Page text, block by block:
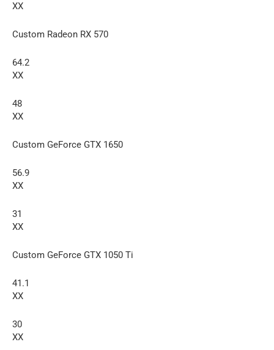
XX
Custom Radeon RX 570
64.2
XX
48
XX
Custom GeForce GTX 1650
56.9
XX
31
XX
Custom GeForce GTX 1050 Ti
41.1
XX
30
XX